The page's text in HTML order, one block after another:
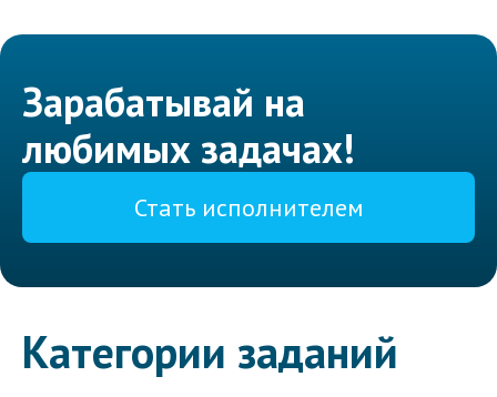
Зарабатывай на
любимых задачах!
Стать исполнителем
Категории заданий